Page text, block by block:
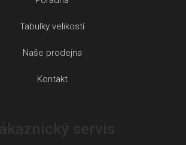
Tabulky velikostí
Naše prodejna
Kontakt